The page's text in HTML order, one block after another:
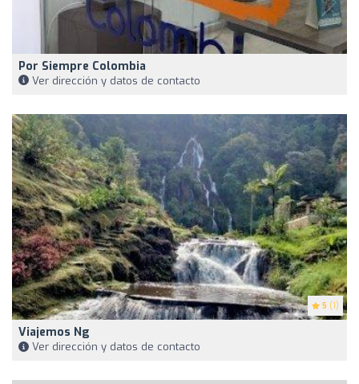
Por Siempre Colombia
Ver dirección y datos de contacto
5 (1)
Viajemos Ng
Ver dirección y datos de contacto